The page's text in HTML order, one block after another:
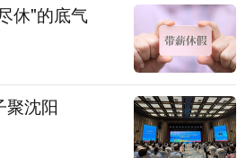
休"的底气
聚沈阳